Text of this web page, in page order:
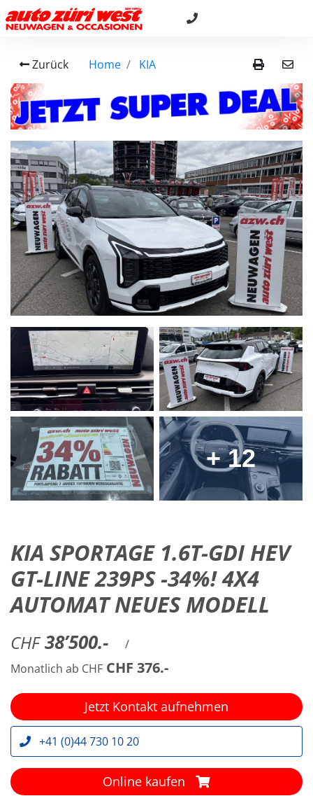
Zurück Home KIA
+ 12
KIA SPORTAGE 1.6T-GDI HEV
GT-LINE 239PS -34%! 4X4
AUTOMAT NEUES MODELL
CHF 38’500.-
/
Monatlich ab CHF CHF 376.-
Jetzt Kontakt aufnehmen
+41 (0)44 730 10 20
Online kaufen